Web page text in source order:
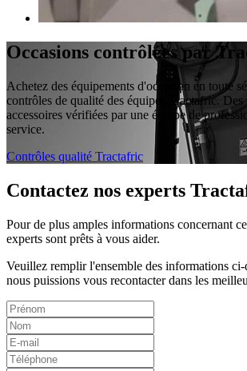
Occasions contrôlées par
Achetez des équipements d'occasion en toute
contrôles de qualité des équipes Tractafric. Des
accessoires vérifiées par une équipe de
service.
Contrôles qualité Tractafric
Contactez nos experts
Pour de plus amples informations concernant
experts sont prêts à vous aider.
Veuillez remplir l'ensemble des informations ci-
nous puissions vous recontacter dans les